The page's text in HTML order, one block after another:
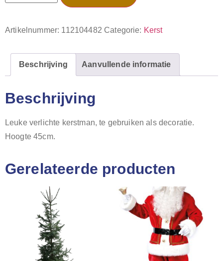
Artikelnummer: 112104482 Categorie: Kerst
Beschrijving Aanvullende informatie
Beschrijving
Leuke verlichte kerstman, te gebruiken als decoratie.
Hoogte 45cm.
Gerelateerde producten